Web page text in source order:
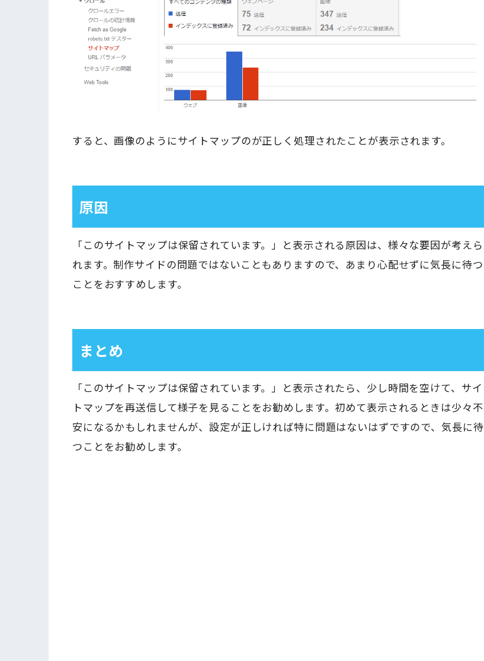
すると、画像のようにサイトマップのが正しく処理されたことが表示されます。
原因
「このサイトマップは保留されています。」と表示される原因は、様々な要因が考えら
れます。制作サイドの問題ではないこともありますので、あまり心配せずに気長に待つ
ことをおすすめします。
まとめ
「このサイトマップは保留されています。」と表示されたら、少し時間を空けて、サイ
トマップを再送信して様子を見ることをお勧めします。初めて表示されるときは少々不
安になるかもしれませんが、設定が正しければ特に問題はないはずですので、気長に待
つことをお勧めします。